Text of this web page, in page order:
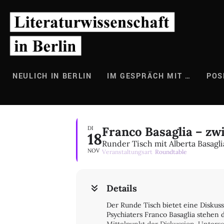
Inhalt
springen
NEULICH IN BERLIN IM GESPRÄCH MIT …
DI
18
NOV
Franco Basaglia –
Runder Tisch mit Alberta
Veranstaltungsart Roundtable
Details
Der Runde Tisch bietet eine
Psychiaters Franco Basaglia